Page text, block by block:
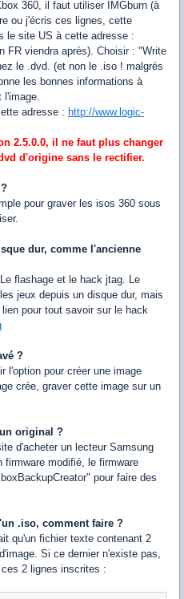
360, il faut utiliser IMGburn (à
ou j'écris ces lignes, cette
le site US à cette adresse :
FR viendra après). Choisir : "Write
le .dvd. (et non le .iso ! malgrés
les bonnes informations à
l'image.
adresse : http://www.logic-
2.5.0.0, il ne faut plus changer
d'origine sans le rectifier.
pour graver les isos 360 sous
dur, comme l'ancienne
flashage et le hack jtag. Le
jeux depuis un disque dur, mais
pour tout savoir sur le hack
?
l'option pour créer une image
crée, graver cette image sur un
original ?
d'acheter un lecteur Samsung
firmware modifié, le firmware
pour faire des
.iso, comment faire ?
qu'un fichier texte contenant 2
Si ce dernier n'existe pas,
2 lignes inscrites :